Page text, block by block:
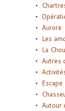
Aurore
Les
La
Autres
Autour